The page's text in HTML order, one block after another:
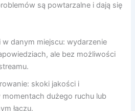
są powtarzalne i dają się
w danym miejscu: wydarzenie
ale bez możliwości
skoki jakości i
momentach dużego ruchu lub
łączu.